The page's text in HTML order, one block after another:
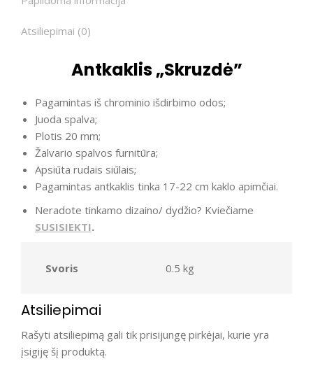
Atsiliepimai (0)
Antkaklis „Skruzdė”
Pagamintas iš chrominio išdirbimo odos;
Juoda spalva;
Plotis 20 mm;
Žalvario spalvos furnitūra;
Apsiūta rudais siūlais;
Pagamintas antkaklis tinka 17-22 cm kaklo apimčiai.
Neradote tinkamo dizaino/ dydžio? Kviečiame
SUSISIEKTI.
Svoris 0.5 kg
Atsiliepimai
Rašyti atsiliepimą gali tik prisijungę pirkėjai, kurie yra
įsigiję šį produktą.